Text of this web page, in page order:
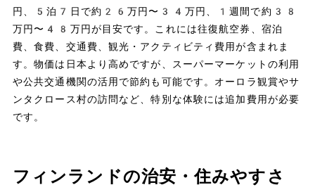
円、5泊7日で約26万円〜34万円、1週間で約38
万円〜48万円が目安です。これには往復航空券、宿泊
費、食費、交通費、観光・アクティビティ費用が含まれま
す。物価は日本より高めですが、スーパーマーケットの利用
や公共交通機関の活用で節約も可能です。オーロラ観賞やサ
ンタクロース村の訪問など、特別な体験には追加費用が必要
です。
フィンランドの治安・住みやすさ